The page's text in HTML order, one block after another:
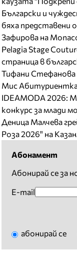
Български и
бяха представени
Зафирова на
Pelagia Stage
страница в
Тифани
Мис
IDEAMODA 2026:
конкурс за млади
Деница Малчева
Роза 2026" на
Абонамент
Абонирай се за
E-mail
абонирай се